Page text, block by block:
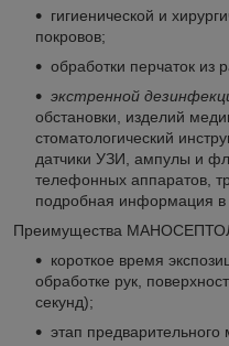
гигиенической и
покровов;
обработки перчаток из
экстренной
обстановки, изделий
стоматологический
датчики УЗИ, ампулы и
телефонных аппаратов,
подробная информация в
Преимущества
короткое время
обработке рук,
секунд);
этап предварительного